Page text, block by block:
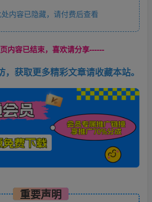
内容已隐藏，请付费后查看
内容已结束，喜欢请分享------
，获取更多精彩文章请收藏本站。
重要声明